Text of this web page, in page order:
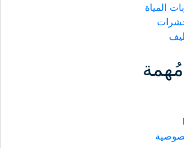
المياة